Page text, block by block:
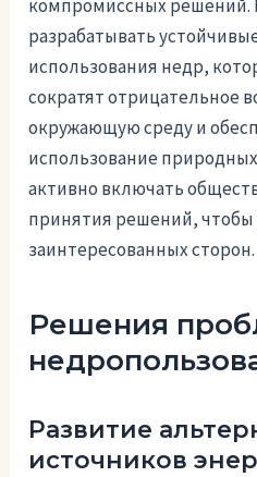
компромиссных решений.
разрабатывать
использования недр,
сократят отрицательное
окружающую среду и
использование
активно включать
принятия решений, чтобы
заинтересованных сторон.
Решения
Развитие
источников